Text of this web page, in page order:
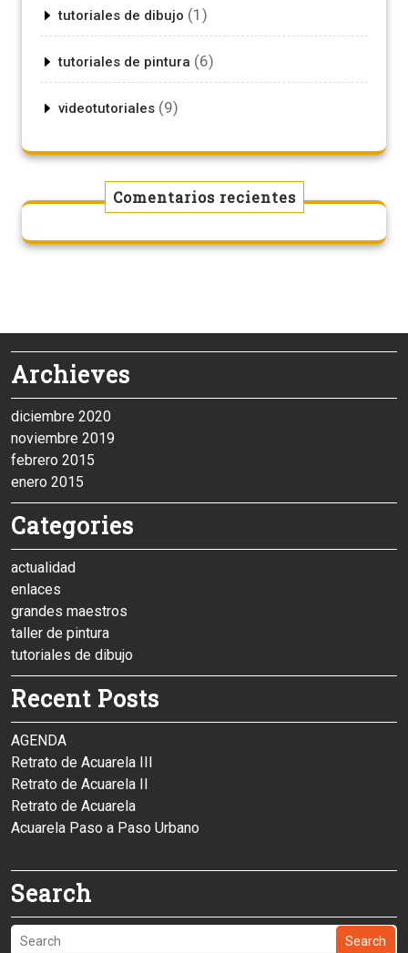
tutoriales de dibujo (1)
tutoriales de pintura (6)
videotutoriales (9)
Comentarios recientes
Archieves
diciembre 2020
noviembre 2019
febrero 2015
enero 2015
Categories
actualidad
enlaces
grandes maestros
taller de pintura
tutoriales de dibujo
Recent Posts
AGENDA
Retrato de Acuarela III
Retrato de Acuarela II
Retrato de Acuarela
Acuarela Paso a Paso Urbano
Search
Search